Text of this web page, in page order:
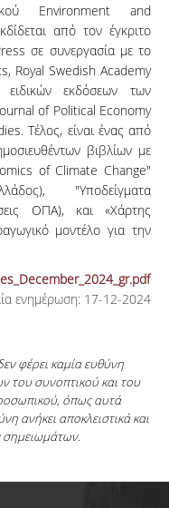
Environment and
από τον έγκριτο
σε συνεργασία με το
Royal Swedish Academy
εκδόσεων των
of Political Economy
Τέλος, είναι ένας από
βιβλίων με
of Climate Change"
"Υποδείγματα
ΟΠΑ), και «Χάρτης
μοντέλο για την
ενημέρωση: 17-12-2024
φέρει καμία ευθύνη
του συνοπτικού και του
όπως αυτά
ανήκει αποκλειστικά και
σημειωμάτων.